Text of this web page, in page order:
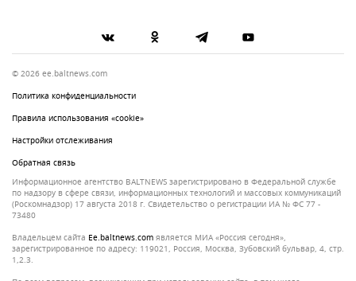
© 2026 ee.baltnews.com
Политика конфиденциальности
Правила использования «cookie»
Настройки отслеживания
Обратная связь
Информационное агентство BALTNEWS зарегистрировано в Федеральной службе
по надзору в сфере связи, информационных технологий и массовых коммуникаций
(Роскомнадзор) 17 августа 2018 г. Свидетельство о регистрации ИА № ФС 77 -
73480
Владельцем сайта
ee.baltnews.com является МИА «Россия сегодня»,
зарегистрированное по адресу: 119021, Россия, Москва, Зубовский бульвар, 4, стр.
1,2.3.